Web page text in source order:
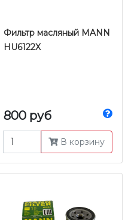
Фильтр масляный MANN
HU6122X
800 руб
В корзину